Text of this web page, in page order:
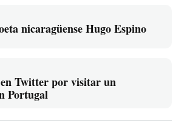
nicaragüense Hugo Espino
Twitter por visitar un
Portugal